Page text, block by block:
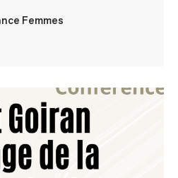
Femmes
Nobécourt, membre de